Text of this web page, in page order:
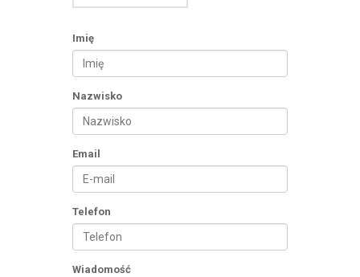
Imię
Nazwisko
Email
Telefon
Wiadomość